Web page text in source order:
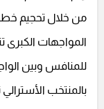
من خلال تحجيم
المواجهات الكبرى
للمنافس وبين
بالمنتخب